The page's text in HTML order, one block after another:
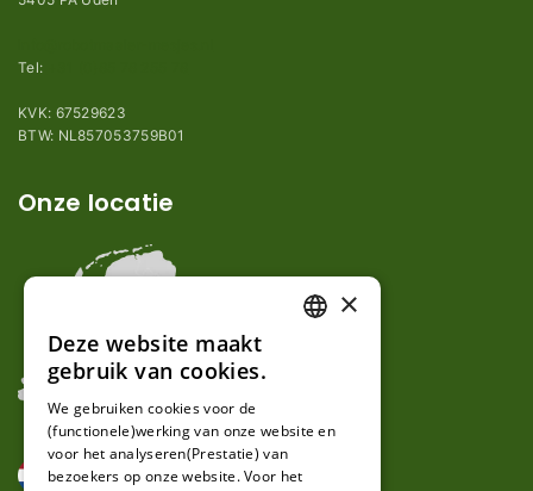
Tel:
KVK: 67529623
BTW: NL857053759B01
Onze locatie
GERMAN
×
Deze website maakt
gebruik van cookies.
We gebruiken cookies voor de
(functionele)werking van onze website en
voor het analyseren(Prestatie) van
bezoekers op onze website. Voor het